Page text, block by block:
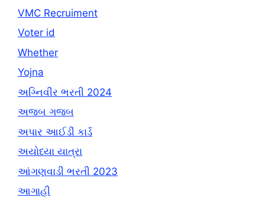
VMC Recruiment
Voter id
Whether
Yojna
અગ્નિવીર ભરતી 2024
અજબ ગજબ
અપાર આઈડી કાર્ડ
અયોધ્યા યાત્રા
આંગણવાડી ભરતી 2023
આગાહી